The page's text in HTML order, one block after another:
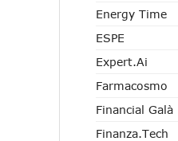
Energy Time
ESPE
Expert.ai
Farmacosmo
Financial Galà
Finanza.tech